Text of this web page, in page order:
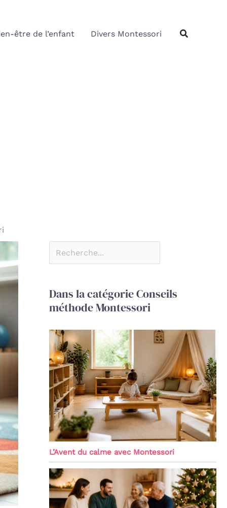
être de l’enfant Divers Montessori
Dans la catégorie Conseils
méthode Montessori
L’Avent du calme avec Montessori